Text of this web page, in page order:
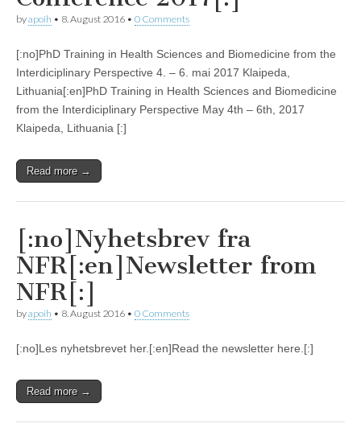
byapoih • 8. August 2016 • 0 Comments
[:no]PhD Training in Health Sciences and Biomedicine from the
Interdiciplinary Perspective 4. – 6. mai 2017 Klaipeda,
Lithuania[:en]PhD Training in Health Sciences and Biomedicine
from the Interdiciplinary Perspective May 4th – 6th, 2017
Klaipeda, Lithuania [:]
Read more →
[:no]Nyhetsbrev fra
NFR[:en]Newsletter from
NFR[:]
byapoih • 8. August 2016 • 0 Comments
[:no]Les nyhetsbrevet her.[:en]Read the newsletter here.[:]
Read more →